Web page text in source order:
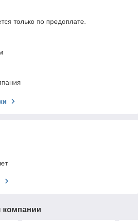
только по предоплате.